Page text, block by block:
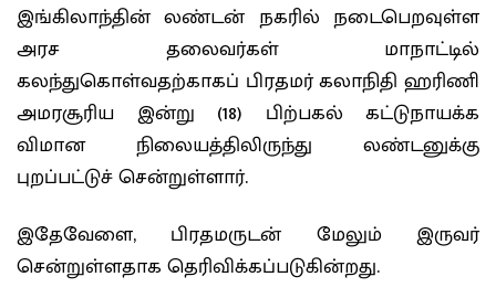
இங்கிலாந்தின் லண்டன் நகரில் நடைபெறவுள்ள
அரச தலைவர்கள் மாநாட்டில்
கலந்துகொள்வதற்காகப் பிரதமர் கலாநிதி ஹரிணி
அமரசூரிய இன்று (18) பிற்பகல் கட்டுநாயக்க
விமான நிலையத்திலிருந்து லண்டனுக்கு
புறப்பட்டுச் சென்றுள்ளார்.
இதேவேளை, பிரதமருடன் மேலும் இருவர்
சென்றுள்ளதாக தெரிவிக்கப்படுகின்றது.